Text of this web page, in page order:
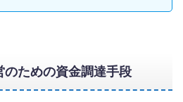
のための資金調達手段